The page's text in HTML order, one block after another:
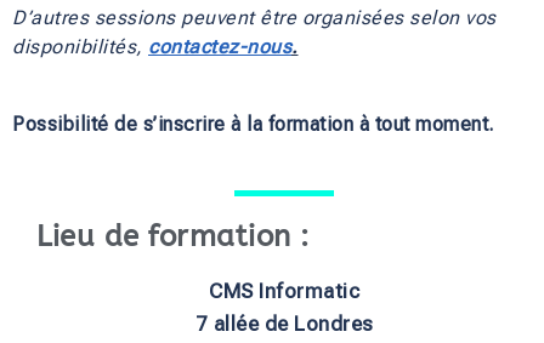
D’autres sessions peuvent être organisées selon vos
disponibilités, contactez-nous.
Possibilité de s’inscrire à la formation à tout moment.
Lieu de formation :
CMS Informatic
7 allée de Londres